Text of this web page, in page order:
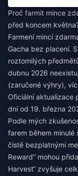
Proč farmit mince
před koncem
Farmení mincí
Gacha bez placení.
roztomilých
dubnu 2026
(zaručené výhry),
Oficiální aktualizace
dní od 19. března
Podle mých
farem během
čistě bezplatnými
Reward“ mohou
Harvest“ zvyšuje